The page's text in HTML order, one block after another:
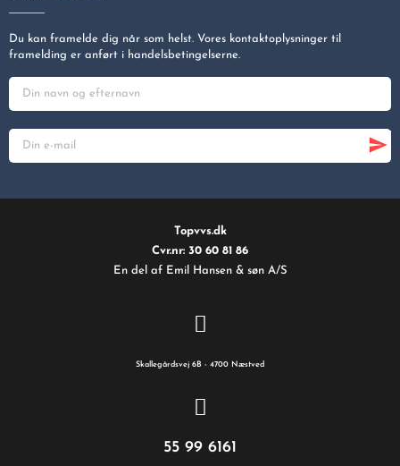
Du kan framelde dig når som helst. Vores kontaktoplysninger til
framelding er anført i handelsbetingelserne.
Topvvs.dk
Cvr.nr: 30 60 81 86
En del af Emil Hansen & søn A/S
Skallegårdsvej 6B - 4700 Næstved
55 99 6161